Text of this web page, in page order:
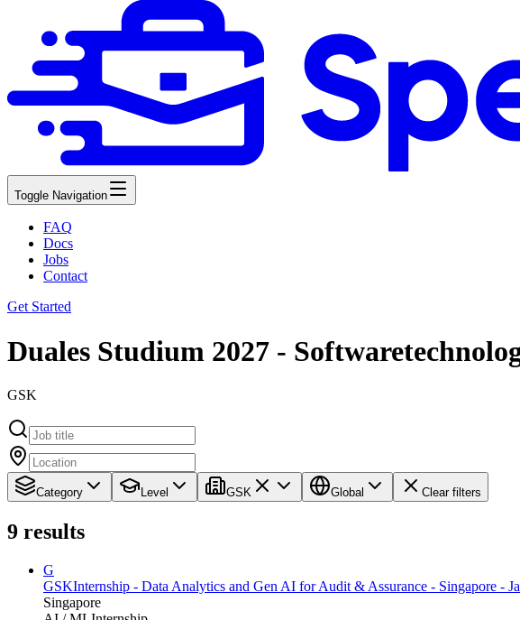
Toggle Navigation
FAQ
Docs
Jobs
Contact
Get Started
Duales Studium 2027 -
GSK
Category Level GSK Global Clear filters
9 results
G
GSKInternship - Data Analytics and Gen AI for Audit & Assurance - Singapore -
Singapore